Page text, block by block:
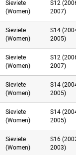
Sieviete
(Women)
S12
2007)
Sieviete
(Women)
S14
2005)
Sieviete
(Women)
S12
2007)
Sieviete
(Women)
S14
2005)
Sieviete
(Women)
S14
2005)
Sieviete
(Women)
S16
2003)